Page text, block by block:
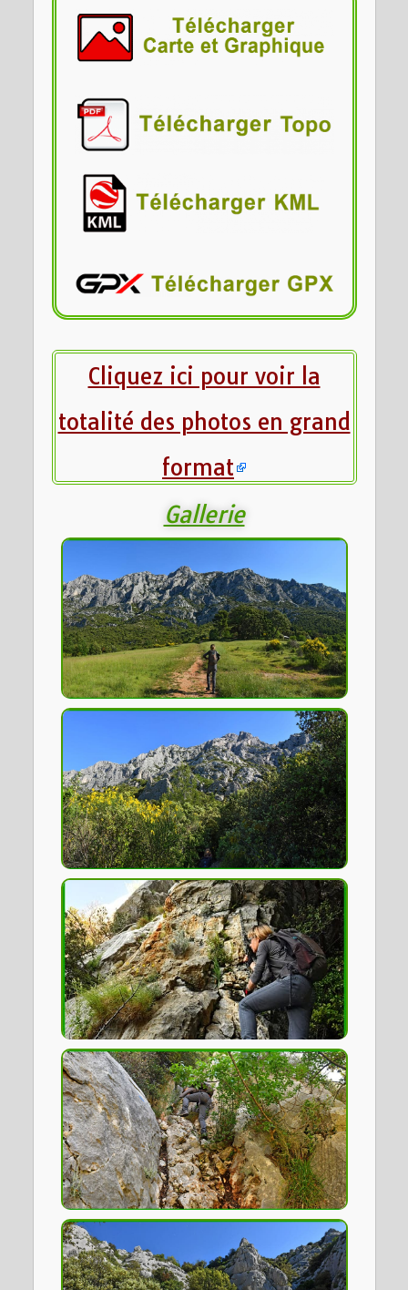
Cliquez ici pour voir la
totalité des photos en grand
format
Gallerie